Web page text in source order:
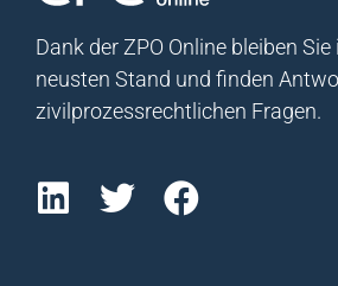
Dank der ZPO Online bleiben
neusten Stand und finden
zivilprozessrechtlichen Fragen.